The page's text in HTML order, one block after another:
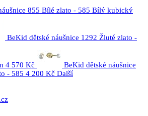
855 Bílé zlato - 585 Bílý kubický
BeKid dětské náušnice 1292 Žluté zlato -
4 570 Kč
BeKid dětské náušnice
- 585 4 200 Kč Další